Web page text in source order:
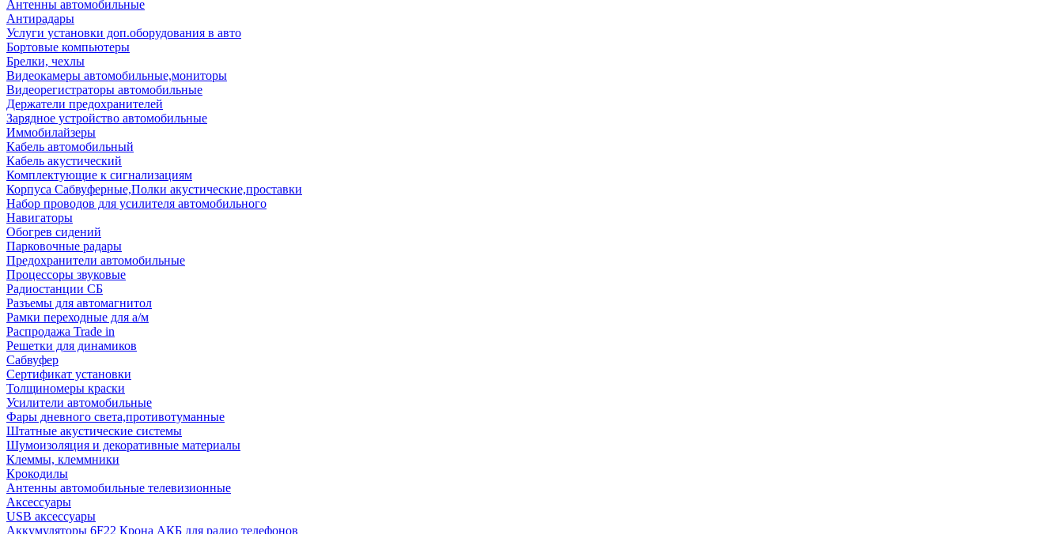
Антенны автомобильные
Антирадары
Услуги установки доп.оборудования в авто
Бортовые компьютеры
Брелки, чехлы
Видеокамеры автомобильные,мониторы
Видеорегистраторы автомобильные
Держатели предохранителей
Зарядное устройство автомобильные
Иммобилайзеры
Кабель автомобильный
Кабель акустический
Комплектующие к сигнализациям
Корпуса Сабвуферные,Полки акустические,проставки
Набор проводов для усилителя автомобильного
Навигаторы
Обогрев сидений
Парковочные радары
Предохранители автомобильные
Процессоры звуковые
Радиостанции СБ
Разъемы для автомагнитол
Рамки переходные для а/м
Распродажа Trade in
Решетки для динамиков
Сабвуфер
Сертификат установки
Толщиномеры краски
Усилители автомобильные
Фары дневного света,противотуманные
Штатные акустические системы
Шумоизоляция и декоративные материалы
Клеммы, клеммники
Крокодилы
Антенны автомобильные телевизионные
Аксессуары
USB аксессуары
Аккумуляторы 6F22 Крона АКБ для радио телефонов